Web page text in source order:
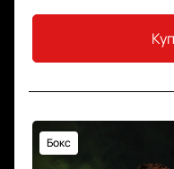
Бокс